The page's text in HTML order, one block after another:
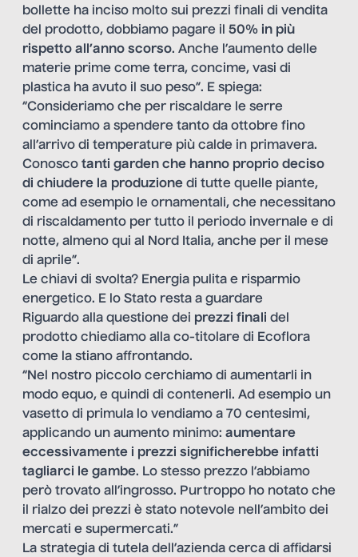
bollette ha inciso molto sui prezzi finali di vendita
del prodotto, dobbiamo pagare il 50% in più
rispetto all’anno scorso. Anche l’aumento delle
materie prime come terra, concime, vasi di
plastica ha avuto il suo peso”. E spiega:
“Consideriamo che per riscaldare le serre
cominciamo a spendere tanto da ottobre fino
all’arrivo di temperature più calde in primavera.
Conosco tanti garden che hanno proprio deciso
di chiudere la produzione di tutte quelle piante,
come ad esempio le ornamentali, che necessitano
di riscaldamento per tutto il periodo invernale e di
notte, almeno qui al Nord Italia, anche per il mese
di aprile”.
Le chiavi di svolta? Energia pulita e risparmio
energetico. E lo Stato resta a guardare
Riguardo alla questione dei prezzi finali del
prodotto chiediamo alla co-titolare di Ecoflora
come la stiano affrontando.
“Nel nostro piccolo cerchiamo di aumentarli in
modo equo, e quindi di contenerli. Ad esempio un
vasetto di primula lo vendiamo a 70 centesimi,
applicando un aumento minimo: aumentare
eccessivamente i prezzi significherebbe infatti
tagliarci le gambe. Lo stesso prezzo l’abbiamo
però trovato all’ingrosso. Purtroppo ho notato che
il rialzo dei prezzi è stato notevole nell’ambito dei
mercati e supermercati.”
La strategia di tutela dell’azienda cerca di affidarsi